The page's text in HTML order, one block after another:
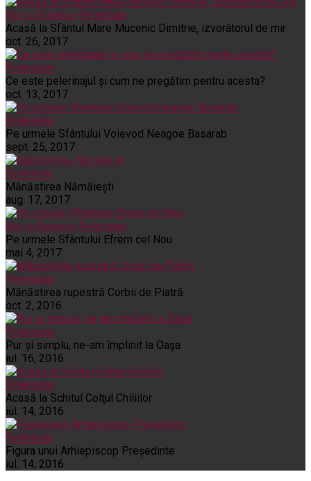
Noi și Biserica Pelerinaje
Acasă la Sfântul Mare Mucenic Dimitrie, izvorâtorul de mir
oct. 26, 2017
Pelerinaje
Ce este pelerinajul şi cum ne pregătim pentru acesta?
oct. 13, 2017
Pelerinaje
Pe urmele Sfântului Voievod Neagoe Basarab
sept. 25, 2017
Pelerinaje
Mănăstirea Nămăiești
aug. 17, 2017
Noi și Biserica Pelerinaje
Pe urmele Sfântului Efrem cel Nou
mai 4, 2017
Pelerinaje
Mănăstirea rupestră Corbii de Piatră
oct. 2, 2016
Pelerinaje
Pur şi simplu, ne-am împlinit la Oaşa
iul. 16, 2016
Pelerinaje
Acasă la Schitul Colţul Chiliilor
iul. 14, 2016
Pelerinaje
Figura unui Arhiepiscop Preşedinte
iul. 14, 2016